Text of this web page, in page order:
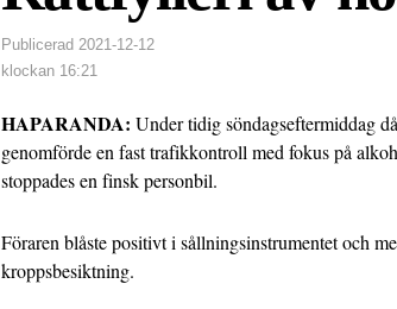
Publicerad 2021-12-12
klockan 16:21
HAPARANDA: Under tidig söndagseftermiddag
genomförde en fast trafikkontroll med fokus på
stoppades en finsk personbil.
Föraren blåste positivt i sållningsinstrumentet och
kroppsbesiktning.